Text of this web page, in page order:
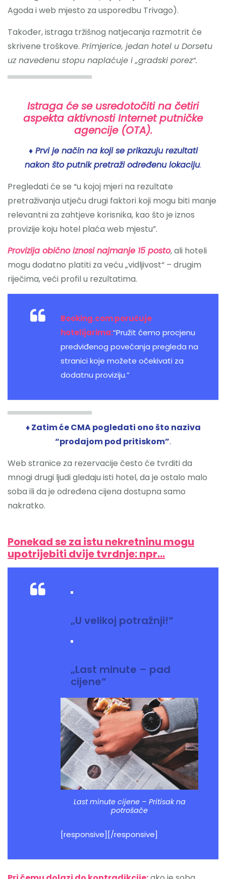
Agoda i web mjesto za usporedbu Trivago).
Također, istraga tržišnog natjecanja razmotrit će
skrivene troškove. Primjerice, jedan hotel u Dorsetu
uz navedenu stopu naplaćuje i „gradski porez“.
Istraga će se usredotočiti na četiri
aspekta aktivnosti Internet putničke
agencije (OTA).
♦ Prvi je način na koji se prikazuju rezultati
nakon što putnik pretraži određenu lokaciju.
Pregledati će se “u kojoj mjeri na rezultate
pretraživanja utječu drugi faktori koji mogu biti manje
relevantni za zahtjeve korisnika, kao što je iznos
provizije koju hotel plaća web mjestu”.
Provizija obično iznosi najmanje 15 posto, ali hoteli
mogu dodatno platiti za veću „vidljivost“ – drugim
riječima, veći profil u rezultatima.
Booking.com poručuje
hotelijarima:“Pružit ćemo procjenu
predviđenog povećanja pregleda na
stranici koje možete očekivati ​​za
dodatnu proviziju.”
♦ Zatim će CMA pogledati ono što naziva
“prodajom pod pritiskom”.
Web stranice za rezervacije često će tvrditi da
mnogi drugi ljudi gledaju isti hotel, da je ostalo malo
soba ili da je određena cijena dostupna samo
nakratko.
Ponekad se za istu nekretninu mogu
upotrijebiti dvije tvrdnje: npr…
„U velikoj potražnji!“
„Last minute – pad
cijene“
Last minute cijene – Pritisak na
potrošače
[responsive][/responsive]